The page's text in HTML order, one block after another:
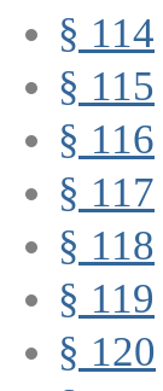
§ 114
§ 115
§ 116
§ 117
§ 118
§ 119
§ 120